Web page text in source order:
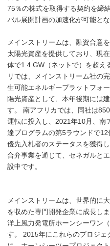
75％の株式を取得する契約を締
バル展開計画の加速化が可能と
メインストリームは、融資合意
太陽光資産を提供しており、現
体で1.4 GW（ネットで）を超え
リでは、メインストリーム社の
生可能エネルギープラットフォ
陽光資産として、本年後期には
す。 南アフリカでは、同社は
運転に投入し、2021年10月、南
達プログラムの第5ラウンドで
優先入札者のステータスを獲得
合弁事業を通じて、セネガルと
設中です。
メインストリームは、世界的に
を収めた専門開発企業に成長し
洋上風力発電所ホーンシーワン
す。 2015年にこれらのプロジ